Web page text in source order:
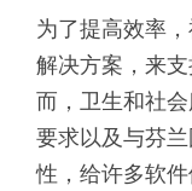
为了提高效率
解决方案，来
而，卫生和社
要求以及与芬
性，给许多软